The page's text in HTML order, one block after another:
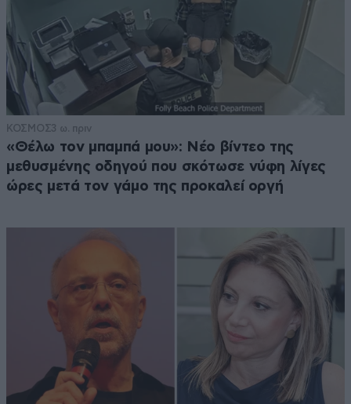
ΚΟΣΜΟΣ3 ω. πριν
«Θέλω τον μπαμπά μου»: Νέο βίντεο της
μεθυσμένης οδηγού που σκότωσε νύφη λίγες
ώρες μετά τον γάμο της προκαλεί οργή